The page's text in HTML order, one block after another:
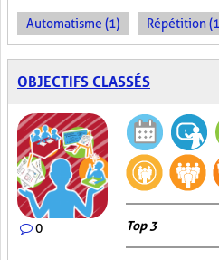
Automatisme (1) Répétition
OBJECTIFS CLASSÉS
0 Top 3